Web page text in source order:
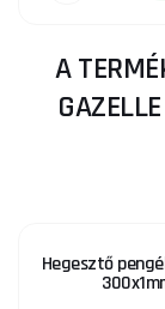
A
Hegesztő